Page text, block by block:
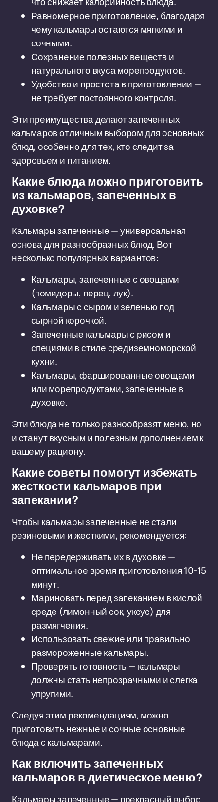
Равномерное приготовление, благодаря
чему кальмары остаются мягкими и
сочными.
Сохранение полезных веществ и
натурального вкуса морепродуктов.
Удобство и простота в приготовлении —
не требует постоянного контроля.
Эти преимущества делают запеченных
кальмаров отличным выбором для основных
блюд, особенно для тех, кто следит за
здоровьем и питанием.
Какие блюда можно приготовить
из кальмаров, запеченных в
духовке?
Кальмары запеченные — универсальная
основа для разнообразных блюд. Вот
несколько популярных вариантов:
Кальмары, запеченные с овощами
(помидоры, перец, лук).
Кальмары с сыром и зеленью под
сырной корочкой.
Запеченные кальмары с рисом и
специями в стиле средиземноморской
кухни.
Кальмары, фаршированные овощами
или морепродуктами, запеченные в
духовке.
Эти блюда не только разнообразят меню, но
и станут вкусным и полезным дополнением к
вашему рациону.
Какие советы помогут избежать
жесткости кальмаров при
запекании?
Чтобы кальмары запеченные не стали
резиновыми и жесткими, рекомендуется:
Не передерживать их в духовке —
оптимальное время приготовления 10-15
минут.
Мариновать перед запеканием в кислой
среде (лимонный сок, уксус) для
размягчения.
Использовать свежие или правильно
размороженные кальмары.
Проверять готовность — кальмары
должны стать непрозрачными и слегка
упругими.
Следуя этим рекомендациям, можно
приготовить нежные и сочные основные
блюда с кальмарами.
Как включить запеченных
кальмаров в диетическое меню?
Кальмары запеченные — прекрасный выбор